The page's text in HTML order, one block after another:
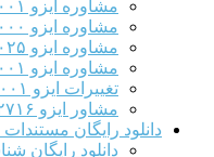
مشاوره ایزو ۲۷۰۰۱
مشاوره ایزو ۲۲۰۰۰
مشاوره ایزو ۱۷۰۲۵
مشاوره ایزو ۲۹۰۰۱
تغییرات ایزو ۲۹۰۰۱
مشاور ایزو ۲۲۷۱۶
دانلود رایگان مستندات
دانلود رایگان